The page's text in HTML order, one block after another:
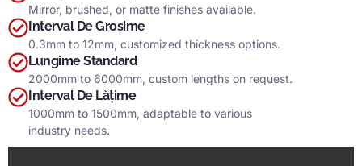
Mirror, brushed, or matte finishes available.
Interval De Grosime
0.3mm to 12mm, customized thickness options.
Lungime Standard
2000mm to 6000mm, custom lengths on request.
Interval De Lățime
1000mm to 1500mm, adaptable to various
industry needs.